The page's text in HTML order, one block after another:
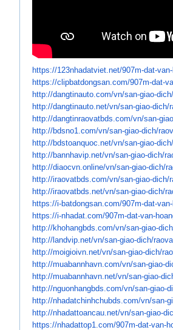
https://123nhadatviet.net/907m-dat-
https://clipbatdongsan.com/907m-dat-
http://dangtinauto.com/vn/san-giao-
http://dangtinauto.net/vn/san-giao-dich/
http://dangtinraovatbds.com/vn/san-
http://bdsno1.com/vn/san-giao-dich/
http://bdstoanquoc.net/vn/san-giao-
http://bannhavip.net/vn/san-giao-dich/
http://diaocvn.online/vn/san-giao-dich/
http://iraovatbds.com/vn/san-giao-dich/
http://iraovatbds.net/vn/san-giao-dich/
https://i-batdongsan.com/907m-dat-
https://i-nhadat.com/907m-dat-van-
http://khohangbds.com/vn/san-giao-
http://landvip.net/vn/san-giao-dich/
http://moigioivn.net/vn/san-giao-dich/
http://muabannhavn.com/vn/san-giao-
http://muabannhavn.net/vn/san-giao-
http://nguonhangbds.com/vn/san-giao-
http://nhadatchinhchubds.com/vn/san-
http://nhadattoancau.net/vn/san-giao-
https://nhadattop1.com/907m-dat-van-